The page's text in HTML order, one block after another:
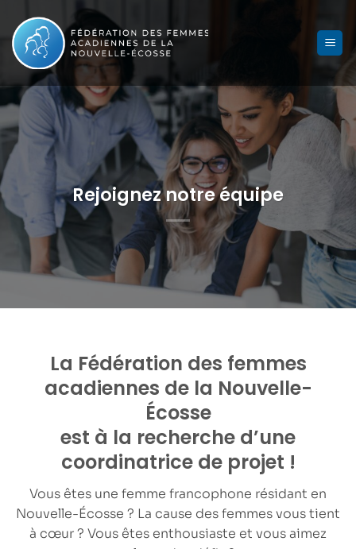
to
content
Rejoignez notre équipe
La Fédération des femmes
acadiennes de la Nouvelle-
Écosse
est à la recherche d’une
coordinatrice de projet !
Vous êtes une femme francophone résidant en
Nouvelle-Écosse ? La cause des femmes vous tient
à cœur ? Vous êtes enthousiaste et vous aimez